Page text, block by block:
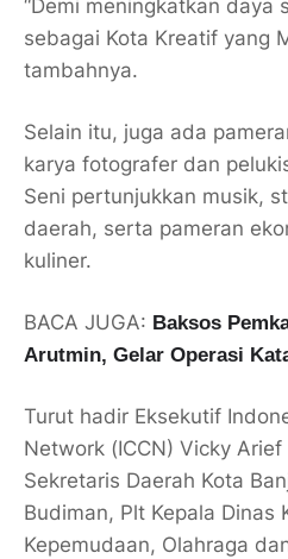
“Demi meningkatkan daya
sebagai Kota Kreatif yang
tambahnya.
Selain itu, juga ada
karya fotografer dan
Seni pertunjukkan musik,
daerah, serta pameran
kuliner.
BACA JUGA: Baksos
Arutmin, Gelar Operasi
Turut hadir Eksekutif
Network (ICCN) Vicky
Sekretaris Daerah Kota
Budiman, Plt Kepala Dinas
Kepemudaan, Olahraga